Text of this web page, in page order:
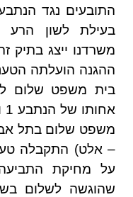
בעילת לשון הרע
ההגנה הועלתה
בית משפט שלום
משפט שלום בתל
– אלט) התקבלה
שהוגשה לשלום